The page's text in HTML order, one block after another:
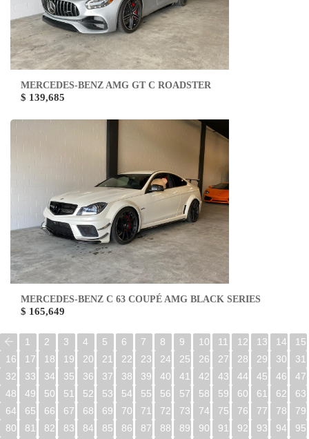
MERCEDES-BENZ AMG GT C ROADSTER
$ 139,685
MERCEDES-BENZ C 63 COUPÉ AMG BLACK SERIES
$ 165,649
1 2 3 4 5 6 7 8 9 10 11 12 13 14
15
16
17 18 19 20 21 22 23 24 25 26 27 28 29 30
31
32
33 34 35 36 37 38 39 40 41 42 43 44 45 46
47
48
49 50 51 52 53 54 55 56 57 58 59 60 61 62
63
64
65 66 67 68 69 70 71 72 73 74 75 76 77 78
79
80
81 82 83 84 85 86 87 88 89 90 91 92 93 94
95